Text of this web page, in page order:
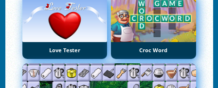
Love Tester Croc Word